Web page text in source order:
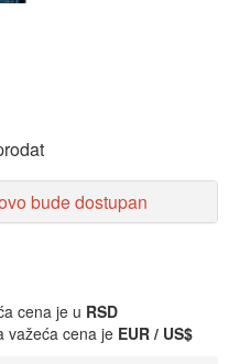
bude dostupan
cena je u RSD
važeća cena je EUR / US$